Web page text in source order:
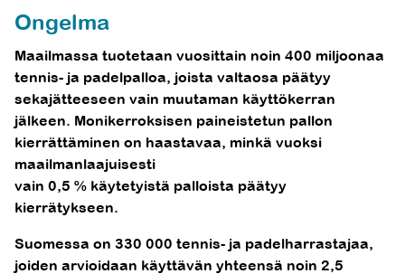
Ongelma
Maailmassa tuotetaan vuosittain noin 400 miljoonaa
tennis- ja padelpalloa, joista valtaosa päätyy
sekajätteeseen vain muutaman käyttökerran
jälkeen. Monikerroksisen paineistetun pallon
kierrättäminen on haastavaa, minkä vuoksi
maailmanlaajuisesti
vain 0,5 % käytetyistä palloista päätyy
kierrätykseen.
Suomessa on 330 000 tennis- ja padelharrastajaa,
joiden arvioidaan käyttävän yhteensä noin 2,5